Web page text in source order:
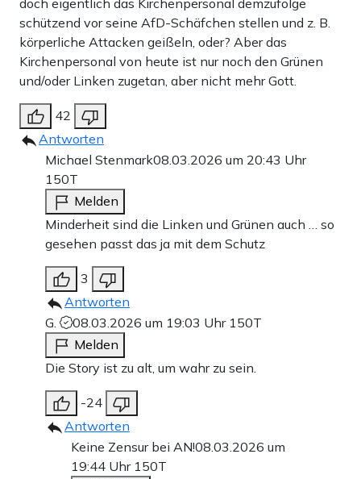
doch eigentlich das Kirchenpersonal demzufolge
schützend vor seine AfD-Schäfchen stellen und z. B.
körperliche Attacken geißeln, oder? Aber das
Kirchenpersonal von heute ist nur noch den Grünen
und/oder Linken zugetan, aber nicht mehr Gott.
42
Antworten
Michael Stenmark08.03.2026 um 20:43 Uhr
150T
Melden
Minderheit sind die Linken und Grünen auch … so
gesehen passt das ja mit dem Schutz
3
Antworten
G.
08.03.2026 um 19:03 Uhr 150T
Melden
Die Story ist zu alt, um wahr zu sein.
-24
Antworten
Keine Zensur bei AN!08.03.2026 um
19:44 Uhr 150T